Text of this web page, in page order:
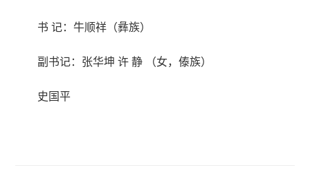
书 记：牛顺祥（彝族）
副书记：张华坤 许 静 （女，傣族）
史国平